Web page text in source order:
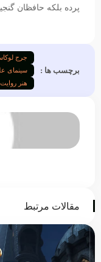
پرده بلکه حافظان
برچسب ها :
جرج
سینمای
هنر روایت
مقالات مرتبط